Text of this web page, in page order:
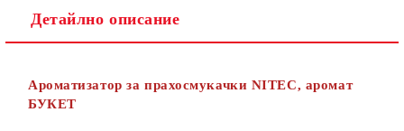
Ние ще се свържем с вас в рамките на работния ден.
Детайлно описание
Ароматизатор за прахосмукачки NITEC, аромат
БУКЕТ